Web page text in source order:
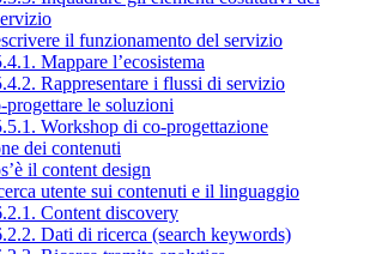
il funzionamento del servizio
Mappare l’ecosistema
Rappresentare i flussi di servizio
progettare le soluzioni
Workshop di co-progettazione
dei contenuti
il content design
utente sui contenuti e il linguaggio
Content discovery
Dati di ricerca (search keywords)